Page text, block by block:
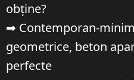
obține?
➡ Contemporan-
geometrice, beton
perfecte